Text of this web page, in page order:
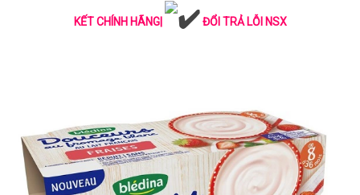
KẾT CHÍNH HÃNG| ĐỔI TRẢ LỖI NSX